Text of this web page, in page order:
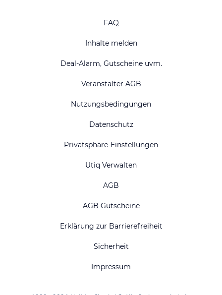
FAQ
Inhalte melden
Deal-Alarm, Gutscheine uvm.
Veranstalter AGB
Nutzungsbedingungen
Datenschutz
Privatsphäre-Einstellungen
Utiq Verwalten
AGB
AGB Gutscheine
Erklärung zur Barrierefreiheit
Sicherheit
Impressum